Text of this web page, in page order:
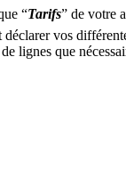
“Tarifs” de votre
vos
lignes que